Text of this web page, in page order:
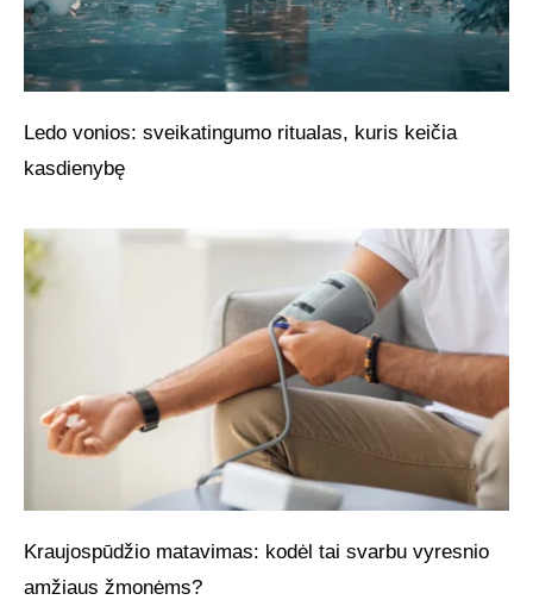
Ledo vonios: sveikatingumo ritualas, kuris keičia
kasdienybę
Kraujospūdžio matavimas: kodėl tai svarbu vyresnio
amžiaus žmonėms?